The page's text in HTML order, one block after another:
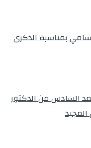
بمناسبة الذكرى
السادس من الدكتور